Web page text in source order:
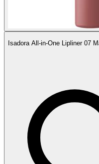
Isadora All-in-One Lipliner 07